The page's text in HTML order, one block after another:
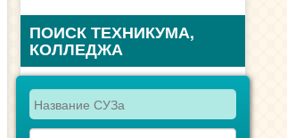
ПОИСК ТЕХНИКУМА,
КОЛЛЕДЖА